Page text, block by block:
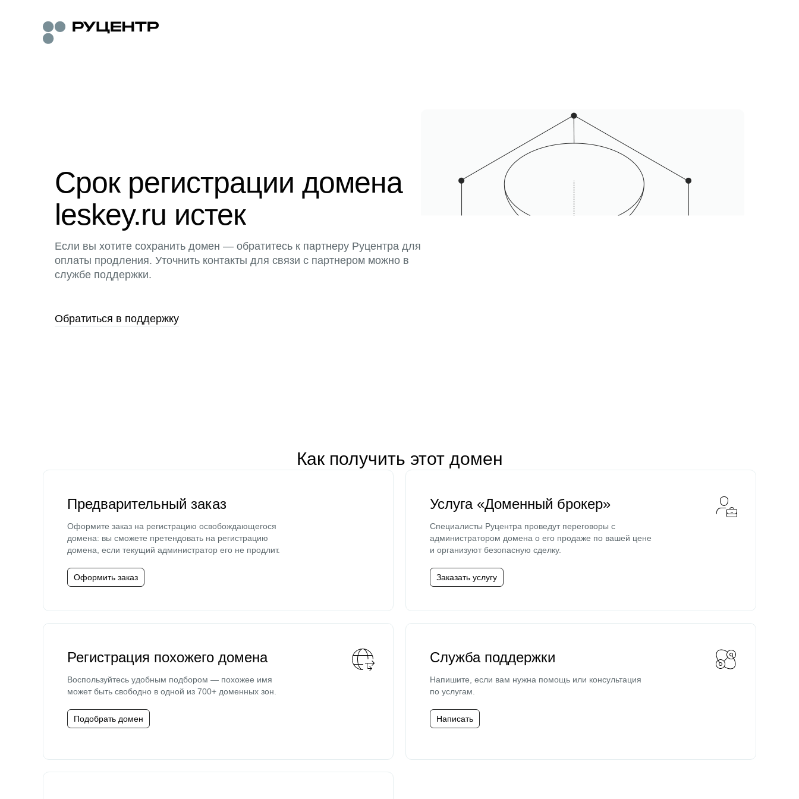
Срок регистрации домена
leskey.ru истек
Если вы хотите сохранить домен — обратитесь к партнеру Руцентра для
оплаты продления. Уточнить контакты для связи с партнером можно в
службе поддержки.
Обратиться в поддержку
Как получить этот домен
Предварительный заказ
Оформите заказ на регистрацию освобождающегося
домена: вы сможете претендовать на регистрацию
домена, если текущий администратор его не продлит.
Оформить заказ
Услуга «Доменный брокер»
Специалисты Руцентра проведут переговоры с
администратором домена о его продаже по вашей цене
и организуют безопасную сделку.
Заказать услугу
Регистрация похожего домена
Воспользуйтесь удобным подбором — похожее имя
может быть свободно в одной из 700+ доменных зон.
Подобрать домен
Служба поддержки
Напишите, если вам нужна помощь или консультация
по услугам.
Написать